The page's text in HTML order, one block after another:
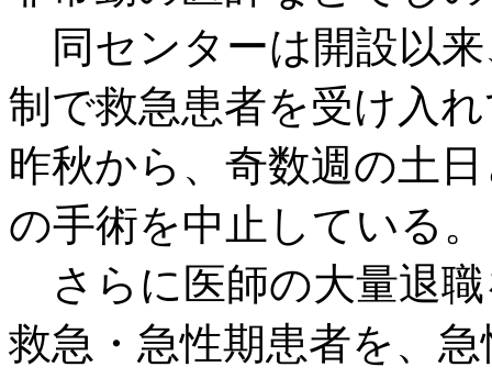
同センターは開設以来
制で救急患者を受け入
昨秋から、奇数週の土
の手術を中止している。
さらに医師の大量退
救急・急性期患者を、